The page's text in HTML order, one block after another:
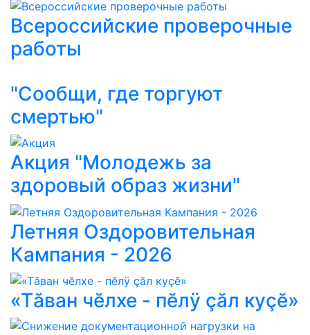
Всероссийские проверочные
работы
"Сообщи, где торгуют
смертью"
Акция "Молодежь за
здоровый образ жизни"
Летняя Оздоровительная
Кампания - 2026
«Тăван чĕлхе - пĕлÿ çăл куçĕ»